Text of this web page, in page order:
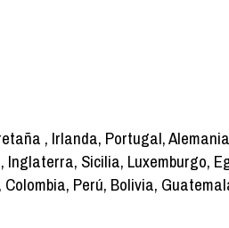
, Irlanda, Portugal,
Sicilia, Luxemburgo,
Perú, Bolivia,